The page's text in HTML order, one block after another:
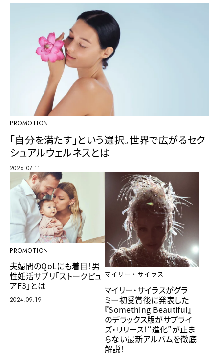
PROMOTION
「自分を満たす」という選択。世界で広がるセク
シュアルウェルネスとは
2026.07.11
PROMOTION
夫婦間のQoLにも着目！男
性妊活サプリ「ストークピュ
アF3」とは
2024.09.19
マイリー・サイラス
マイリー・サイラスがグラ
ミー初受賞後に発表した
『Something Beautiful』
のデラックス版がサプライ
ズ・リリース！“進化”が止ま
らない最新アルバムを徹底
解説！